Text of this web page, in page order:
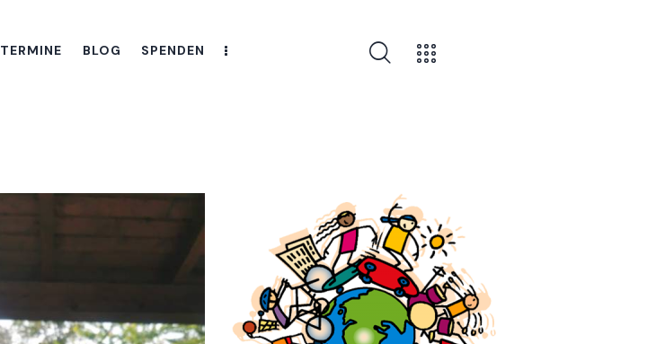
TERMINE BLOG SPENDEN